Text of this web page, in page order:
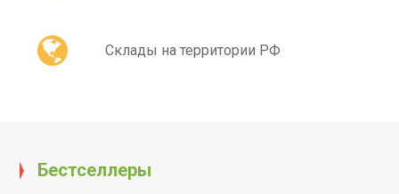
Склады на территории РФ
Бестселлеры